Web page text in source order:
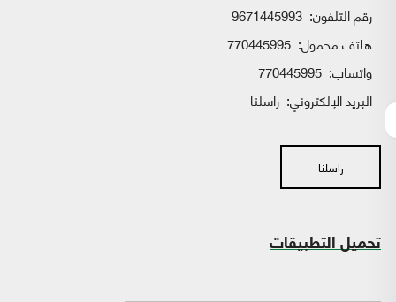
رقم التلفون: 9671445993
هاتف محمول: 770445995
واتساب:
البريد الإلكتروني: راسلنا
راسلنا
تحميل التطبيقات